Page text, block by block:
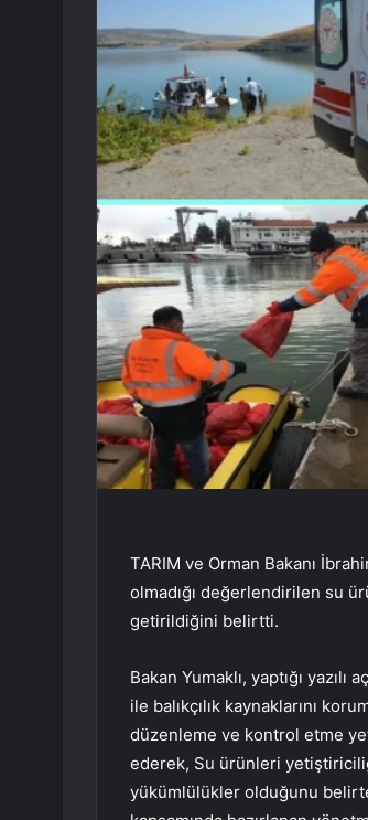
TARIM ve Orman Bakanı
olmadığı değerlendirilen su
getirildiğini belirtti.
Bakan Yumaklı, yaptığı yazılı
ile balıkçılık kaynaklarını
düzenleme ve kontrol etme
ederek, Su ürünleri
yükümlülükler olduğunu